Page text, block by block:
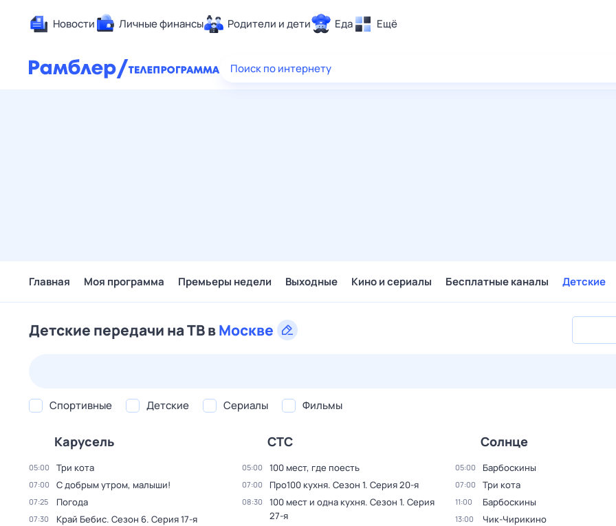
Новости Личные финансы Родители и дети Еда Ещё
Здоровье
Поиск по интернету
Главная Моя программа Премьеры недели Выходные Кино и сериалы Бесплатные каналы Детские
Детские передачи на ТВ вМоскве
Спортивные Детские Сериалы Фильмы
Карусель
05:00 Три кота
07:00 С добрым утром, малыши!
07:25 Погода
07:30 Край Бебис. Сезон 6. Серия 17-я
СТС
05:00 100 мест, где поесть
07:00 Про100 кухня. Сезон 1. Серия 20-я
08:30 100 мест и одна кухня. Сезон 1. Серия
27-я
Солнце
05:00 Барбоскины
07:00 Три кота
11:00 Барбоскины
13:00 Чик-Чирикино